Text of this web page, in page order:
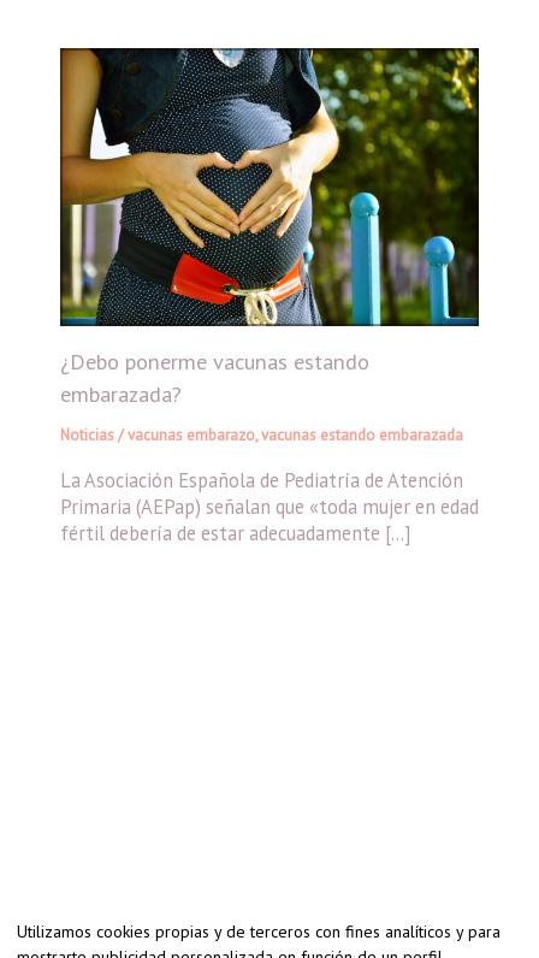
¿Debo ponerme vacunas estando
embarazada?
Noticias/vacunas embarazo,vacunas estando embarazada
La Asociación Española de Pediatría de Atención
Primaria (AEPap) señalan que «toda mujer en edad
fértil debería de estar adecuadamente […]
Utilizamos cookies propias y de terceros con fines analíticos y para